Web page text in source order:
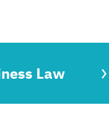
Law